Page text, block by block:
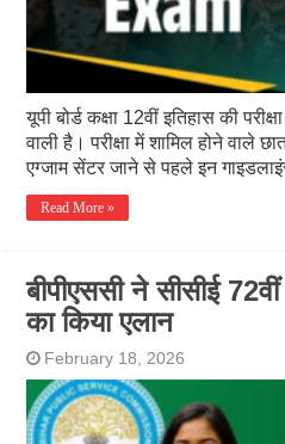
यूपी बोर्ड कक्षा 12वीं इतिहास की
वाली है। परीक्षा में शामिल होने वाले
एग्जाम सेंटर जाने से पहले इन
Read More »
बीपीएससी ने सीसीई 72वीं
का किया एलान
February 18, 2026